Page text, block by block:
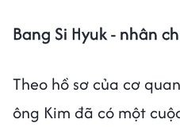
Bang Si Hyuk - nhân
Theo hồ sơ của cơ
ông Kim đã có một